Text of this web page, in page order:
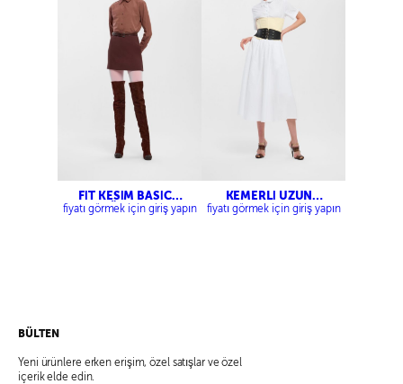
FİT KESİM BASİC
GÖMLEK
fiyatı görmek için giriş yapın
KEMERLİ UZUN
VOLANLI ETEK
fiyatı görmek için giriş yapın
BÜLTEN
Yeni ürünlere erken erişim, özel satışlar ve özel
içerik elde edin.